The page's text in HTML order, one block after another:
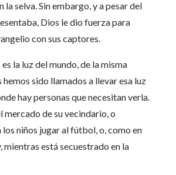
la selva. Sin embargo, y a pesar del
Dios le dio fuerza para
con sus captores.
la luz del mundo, de la misma
sido llamados a llevar esa luz
hay personas que necesitan verla.
mercado de su vecindario, o
niños jugar al fútbol, o, como en
mientras está secuestrado en la